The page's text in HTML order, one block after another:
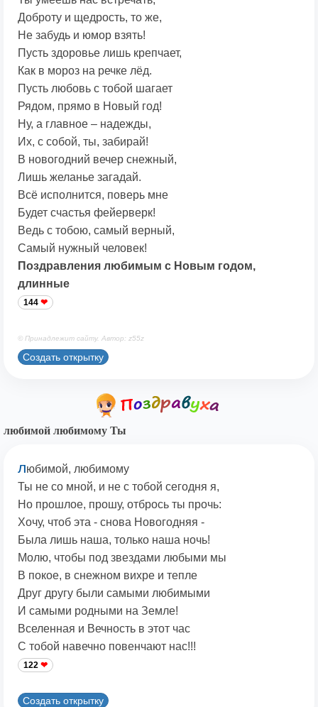
Доброту и щедрость, то же,
Не забудь и юмор взять!
Пусть здоровье лишь крепчает,
Как в мороз на речке лёд.
Пусть любовь с тобой шагает
Рядом, прямо в Новый год!
Ну, а главное – надежды,
Их, с собой, ты, забирай!
В новогодний вечер снежный,
Лишь желанье загадай.
Всё исполнится, поверь мне
Будет счастья фейерверк!
Ведь с тобою, самый верный,
Самый нужный человек!
Поздравления любимым с Новым годом,
длинные
144
© Принадлежит сайту. Автор: z55z
Создать открытку
любимой любимому Ты
любимой, любимому
Ты не со мной, и не с тобой сегодня я,
Но прошлое, прошу, отбрось ты прочь:
Хочу, чтоб эта - снова Новогодняя -
Была лишь наша, только наша ночь!
Молю, чтобы под звездами любыми мы
В покое, в снежном вихре и тепле
Друг другу были самыми любимыми
И самыми родными на Земле!
Вселенная и Вечность в этот час
С тобой навечно повенчают нас!!!
122
Создать открытку